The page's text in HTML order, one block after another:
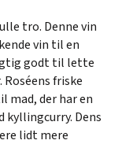
tro. Denne vin
vin til en
godt til lette
friske
mad, der har en
kyllingcurry. Dens
lidt mere